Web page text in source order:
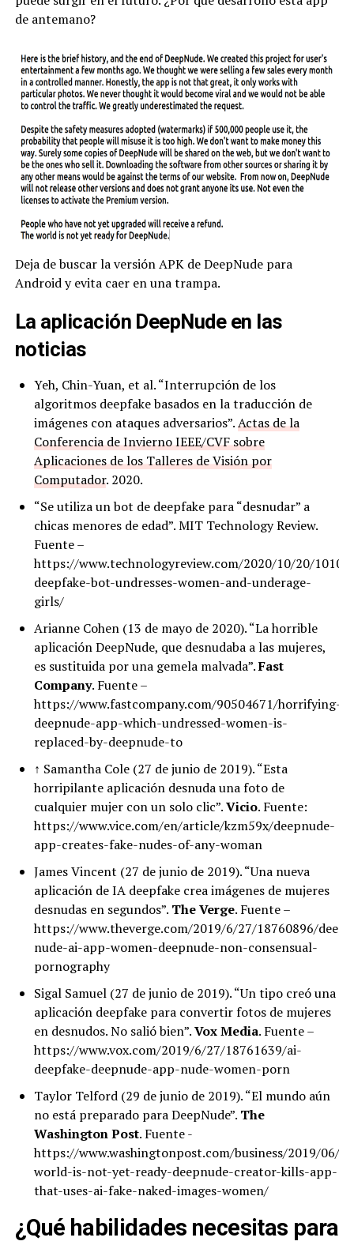
de antemano?
Deja de buscar la versión APK de DeepNude para
Android y evita caer en una trampa.
La aplicación DeepNude en las
noticias
Yeh, Chin-Yuan, et al. “Interrupción de los
algoritmos deepfake basados en la traducción de
imágenes con ataques adversarios”.Actas de la
Conferencia de Invierno IEEE/CVF sobre
Aplicaciones de los Talleres de Visión por
Computador. 2020.
“Se utiliza un bot de deepfake para “desnudar” a
chicas menores de edad”. MIT Technology Review.
Fuente –
https://www.technologyreview.com/2020/10/20/
deepfake-bot-undresses-women-and-underage-
girls/
Arianne Cohen (13 de mayo de 2020). “La horrible
aplicación DeepNude, que desnudaba a las mujeres,
es sustituida por una gemela malvada”.Fast
Company. Fuente –
https://www.fastcompany.com/90504671/horrifying-
deepnude-app-which-undressed-women-is-
replaced-by-deepnude-to
↑ Samantha Cole (27 de junio de 2019). “Esta
horripilante aplicación desnuda una foto de
cualquier mujer con un solo clic”.Vicio. Fuente:
https://www.vice.com/en/article/kzm59x/deepnude-
app-creates-fake-nudes-of-any-woman
James Vincent (27 de junio de 2019). “Una nueva
aplicación de IA deepfake crea imágenes de mujeres
desnudas en segundos”. The Verge. Fuente –
https://www.theverge.com/2019/6/27/18760896/
nude-ai-app-women-deepnude-non-consensual-
pornography
Sigal Samuel (27 de junio de 2019). “Un tipo creó una
aplicación deepfake para convertir fotos de mujeres
en desnudos. No salió bien”.Vox Media. Fuente –
https://www.vox.com/2019/6/27/18761639/ai-
deepfake-deepnude-app-nude-women-porn
Taylor Telford (29 de junio de 2019). “El mundo aún
no está preparado para DeepNude”. The
Washington Post. Fuente -
https://www.washingtonpost.com/business/2019/06/
world-is-not-yet-ready-deepnude-creator-kills-app-
that-uses-ai-fake-naked-images-women/
¿Qué habilidades necesitas para